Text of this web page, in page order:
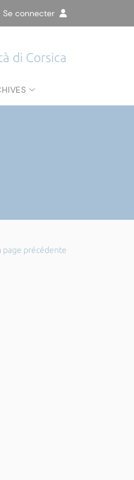
connecter
di Corsica
page précédente